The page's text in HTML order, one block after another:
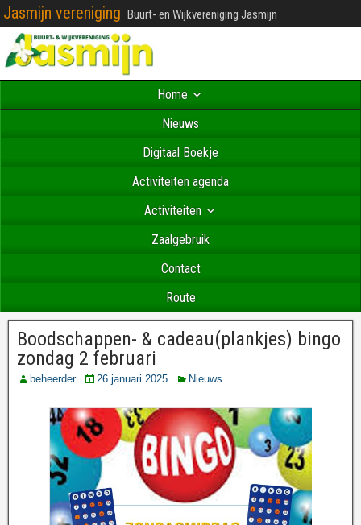
Jasmijn vereniging Buurt- en Wijkvereniging Jasmijn
Home
Nieuws
Digitaal Boekje
Activiteiten agenda
Activiteiten
Zaalgebruik
Contact
Route
Boodschappen- & cadeau(plankjes) bingo
zondag 2 februari
beheerder 26 januari 2025 Nieuws